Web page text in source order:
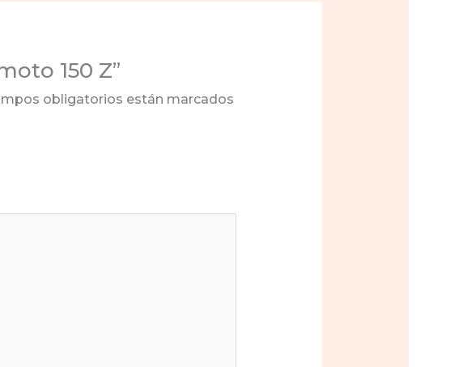
150 Z”
obligatorios están marcados